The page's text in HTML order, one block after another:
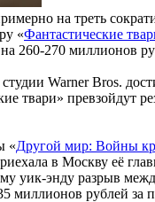
на треть
«Фантастические
260-270 миллионов
Warner Bros.
твари» превзойдут
«Другой мир: Войны
в Москву её
уик-энду разрыв
миллионов рублей за